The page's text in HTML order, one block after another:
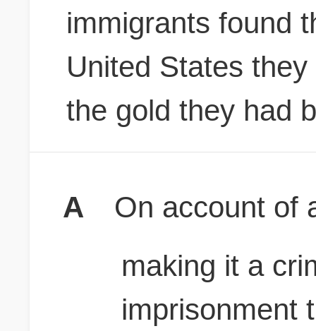
immigrants found
United States
the gold they had
A
On account of
making it a
imprisonment